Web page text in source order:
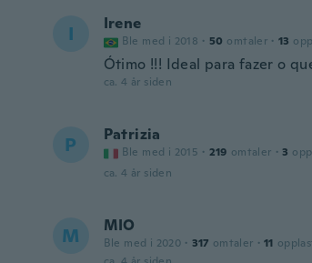
I Irene
Ble med i 2018 · 50 omtaler · 13
Ótimo !!! Ideal para fazer o
ca. 4 år siden
P Patrizia
Ble med i 2015 · 219 omtaler · 3
ca. 4 år siden
M MIO
Ble med i 2020 · 317 omtaler · 11